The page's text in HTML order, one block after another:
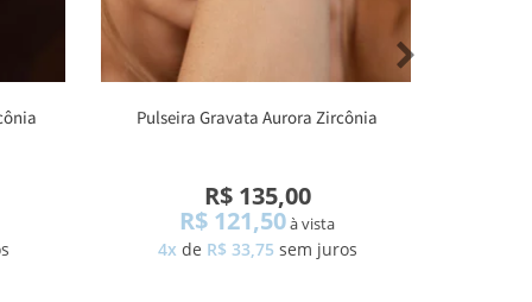
Pulseira Gravata Aurora Zircônia
R$ 135,00
R$ 121,50à vista
4x de R$ 33,75 sem juros